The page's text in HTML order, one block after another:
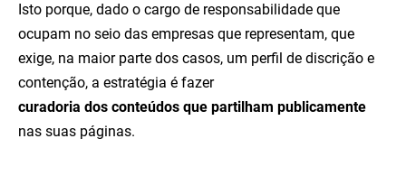
Isto porque, dado o cargo de responsabilidade que
ocupam no seio das empresas que representam, que
exige, na maior parte dos casos, um perfil de discrição e
contenção, a estratégia é fazer
curadoria dos conteúdos que partilham publicamente
nas suas páginas.